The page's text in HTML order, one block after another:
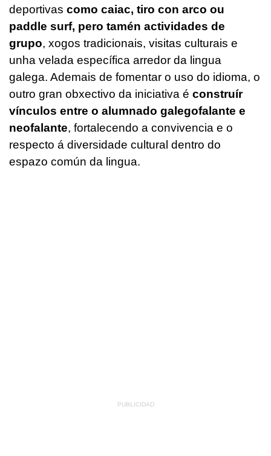
deportivas como caiac, tiro con arco ou
paddle surf, pero tamén actividades de
grupo, xogos tradicionais, visitas culturais e
unha velada específica arredor da lingua
galega. Ademais de fomentar o uso do idioma, o
outro gran obxectivo da iniciativa é construír
vínculos entre o alumnado galegofalante e
neofalante, fortalecendo a convivencia e o
respecto á diversidade cultural dentro do
espazo común da lingua.